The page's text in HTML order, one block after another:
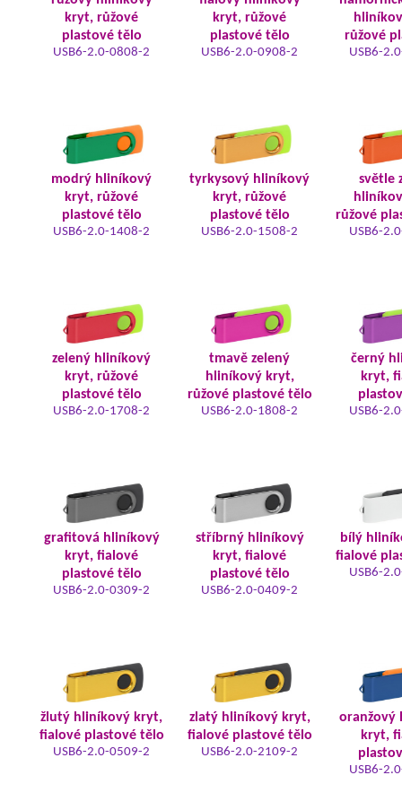
kryt, růžové
plastové tělo
USB6-2.0-0808-2
kryt, růžové
plastové tělo
USB6-2.0-0908-2
růžové
USB6-
modrý hliníkový
kryt, růžové
plastové tělo
USB6-2.0-1408-2
tyrkysový hliníkový
kryt, růžové
plastové tělo
USB6-2.0-1508-2
světle
růžové
USB6-
zelený hliníkový
kryt, růžové
plastové tělo
USB6-2.0-1708-2
tmavě zelený
hliníkový kryt,
růžové plastové tělo
USB6-2.0-1808-2
černý
kryt,
USB6-
grafitová hliníkový
kryt, fialové
plastové tělo
USB6-2.0-0309-2
stříbrný hliníkový
kryt, fialové
plastové tělo
USB6-2.0-0409-2
bílý
fialové
USB6-
žlutý hliníkový kryt,
fialové plastové tělo
USB6-2.0-0509-2
zlatý hliníkový kryt,
fialové plastové tělo
USB6-2.0-2109-2
oranžový
kryt,
USB6-